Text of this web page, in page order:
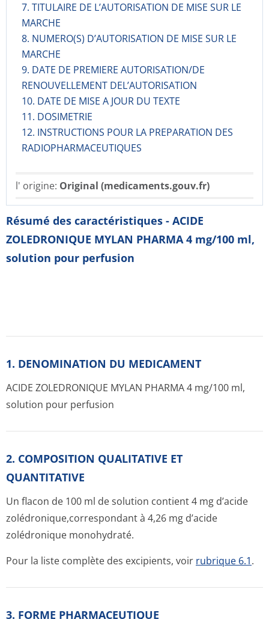
7. TITULAIRE DE L’AUTORISATION DE MISE SUR LE
MARCHE
8. NUMERO(S) D’AUTORISATION DE MISE SUR LE
MARCHE
9. DATE DE PREMIERE AUTORISATION/DE
RENOUVELLEMENT DEL’AUTORISATION
10. DATE DE MISE A JOUR DU TEXTE
11. DOSIMETRIE
12. INSTRUCTIONS POUR LA PREPARATION DES
RADIOPHARMACE­UTIQUES
l' origine: Original (medicaments.gouv.fr)
Résumé des caractéristiques - ACIDE
ZOLEDRONIQUE MYLAN PHARMA 4 mg/100 ml,
solution pour perfusion
1. DENOMINATION DU MEDICAMENT
ACIDE ZOLEDRONIQUE MYLAN PHARMA 4 mg/100 ml,
solution pour perfusion
2. COMPOSITION QUALITATIVE ET
QUANTITATIVE
Un flacon de 100 ml de solution contient 4 mg d’acide
zolédronique,co­rrespondant à 4,26 mg d’acide
zolédronique monohydraté.
Pour la liste complète des excipients, voir rubrique 6.1.
3. FORME PHARMACEUTIQUE